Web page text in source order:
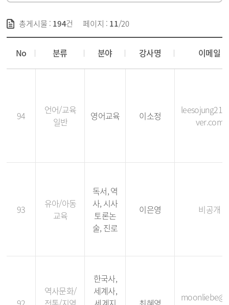
총게시물 : 194건 페이지 : 11/20
No 분류 분야 강사명 이메일
94
언어/교육
일반
영어교육 이소정
ver.com
93
유아/아동
교육
독서, 역
사, 시사
토론논
술, 진로
이은영 비공개
역사문화/
한국사,
세계사,